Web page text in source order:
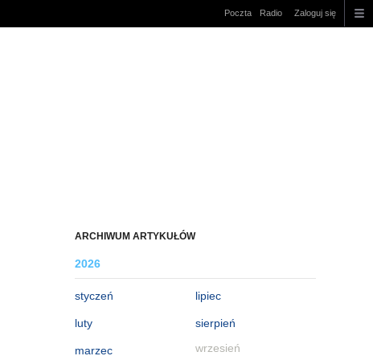
Poczta Radio Zaloguj się
ARCHIWUM ARTYKUŁÓW
2026
styczeń
luty
marzec
lipiec
sierpień
wrzesień